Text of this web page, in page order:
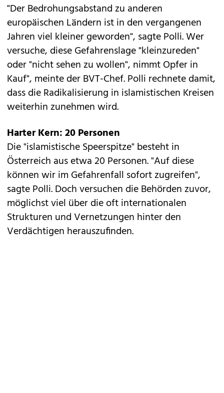
"Der Bedrohungsabstand zu anderen
europäischen Ländern ist in den vergangenen
Jahren viel kleiner geworden", sagte Polli. Wer
versuche, diese Gefahrenslage "kleinzureden"
oder "nicht sehen zu wollen", nimmt Opfer in
Kauf", meinte der BVT-Chef. Polli rechnete damit,
dass die Radikalisierung in islamistischen Kreisen
weiterhin zunehmen wird.
Harter Kern: 20 Personen
Die "islamistische Speerspitze" besteht in
Österreich aus etwa 20 Personen. "Auf diese
können wir im Gefahrenfall sofort zugreifen",
sagte Polli. Doch versuchen die Behörden zuvor,
möglichst viel über die oft internationalen
Strukturen und Vernetzungen hinter den
Verdächtigen herauszufinden.